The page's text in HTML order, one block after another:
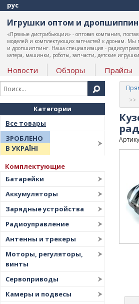
рус
Игрушки оптом и
«Прямые дистрибьюции» - оптовая компания,
моделей и комплектующих запчастей к дронам. Мы
и дропшиппинг. Наша специализация -
катера, машинки, роботы, запчасти, детские
Новости Обзоры Прайсы
Категории
Все товары
ЗРОБЛЕНО
В УКРАЇНІ
Комплектующие
Батарейки
Аккумуляторы
Зарядные устройства
Радиоуправление
Антенны и трекеры
Моторы, регуляторы,
винты
Сервоприводы
Камеры и подвесы